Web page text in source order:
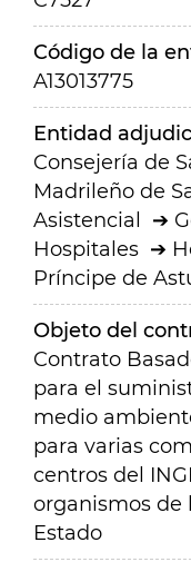
Código de la
A13013775
Entidad
Consejería de
Madrileño de
Asistencial
Hospitales
Príncipe de
Objeto del
Contrato
para el
medio
para varias
centros del
organismos de
Estado